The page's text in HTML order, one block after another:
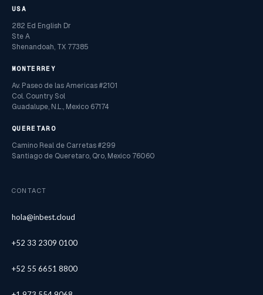
USA
282 Ed English Dr
Ste A
Shenandoah, TX 77385
MONTERREY
Av. Paseo de las Americas #2101
Col. Country Sol
Guadalupe, N.L., Mexico 67174
QUERETARO
Camino Real de Carretas #299
Santiago de Queretaro, Qro, Mexico 76060
CONTACT
hola@inbest.cloud
+52 33 2309 0100
+52 55 6651 8800